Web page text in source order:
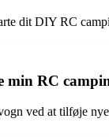
dit DIY RC
min RC
ved at tilføje